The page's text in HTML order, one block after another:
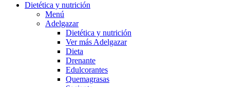
Dietética y nutrición
Menú
Adelgazar
Dietética y nutrición
Ver más Adelgazar
Dieta
Drenante
Edulcorantes
Quemagrasas